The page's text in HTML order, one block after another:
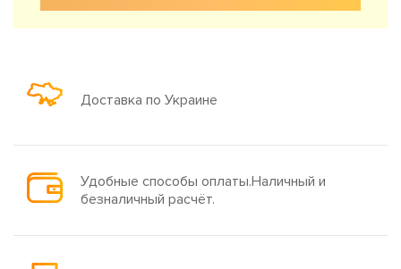
Доставка по Украине
Удобные способы оплаты.Наличный и
безналичный расчёт.